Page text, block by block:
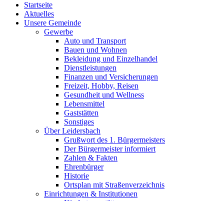
Startseite
Aktuelles
Unsere Gemeinde
Gewerbe
Auto und Transport
Bauen und Wohnen
Bekleidung und Einzelhandel
Dienstleistungen
Finanzen und Versicherungen
Freizeit, Hobby, Reisen
Gesundheit und Wellness
Lebensmittel
Gaststätten
Sonstiges
Über Leidersbach
Grußwort des 1. Bürgermeisters
Der Bürgermeister informiert
Zahlen & Fakten
Ehrenbürger
Historie
Ortsplan mit Straßenverzeichnis
Einrichtungen & Institutionen